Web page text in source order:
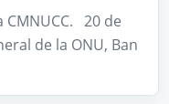
CMNUCC. 20 de
de la ONU, Ban